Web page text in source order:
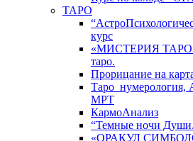
ТАРО
курс
«МИСТЕРИЯ ТАРО».
таро.
Прорицание на
МРТ
КармоАнализ
“Темные ночи
«ОРАКУЛ